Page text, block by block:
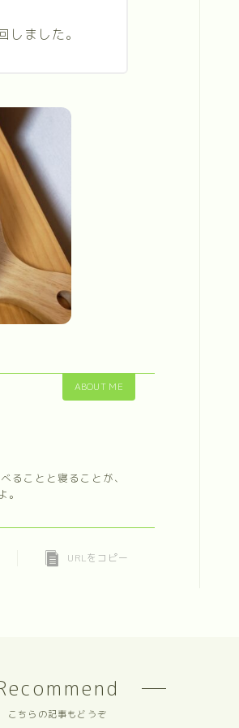
ました。
ABOUT ME
ることと寝ることが、
URLをコピー
こちらの記事もどうぞ